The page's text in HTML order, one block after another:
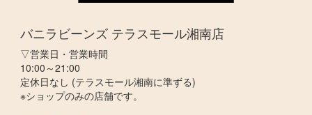
バニラビーンズ テラスモール湘南店
▽営業日・営業時間
10:00～21:00
定休日なし (テラスモール湘南に準ずる)
※ショップのみの店舗です。